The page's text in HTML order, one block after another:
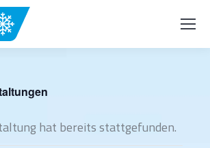
hat bereits stattgefunden.